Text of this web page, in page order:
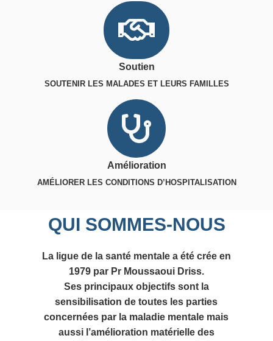
Soutien
SOUTENIR LES MALADES ET LEURS FAMILLES
Amélioration
AMÉLIORER LES CONDITIONS D’HOSPITALISATION
QUI SOMMES-NOUS
La ligue de la santé mentale a été crée en
1979 par Pr Moussaoui Driss.
Ses principaux objectifs sont la
sensibilisation de toutes les parties
concernées par la maladie mentale mais
aussi l’amélioration matérielle des